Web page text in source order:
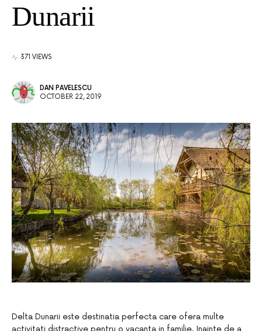
Dunarii
371 VIEWS
DAN PAVELESCU
OCTOBER 22, 2019
Delta Dunarii este destinatia perfecta care ofera multe
activitati distractive pentru o vacanta in familie. Inainte de a